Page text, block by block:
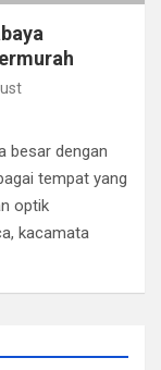
besar dengan
tempat yang
optik
kacamata